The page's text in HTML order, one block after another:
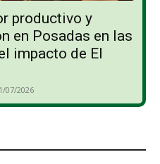
productivo y
en Posadas en las
impacto de El
07/2026